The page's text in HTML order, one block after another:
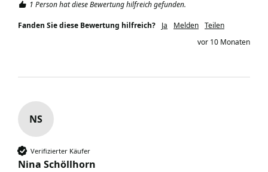
1 Person hat diese Bewertung hilfreich gefunden.
Fanden Sie diese Bewertung hilfreich? Ja Melden Teilen
vor 10 Monaten
NS
Verifizierter Käufer
Nina Schöllhorn